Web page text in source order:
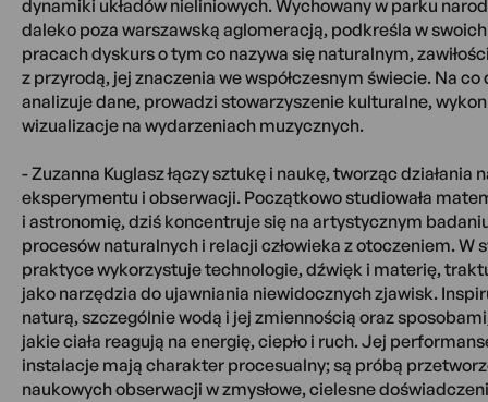
dynamiki układów nieliniowych. Wychowany w parku
daleko poza warszawską aglomeracją, podkreśla w swoich
pracach dyskurs o tym co nazywa się naturalnym,
z przyrodą, jej znaczenia we współczesnym świecie. Na co
analizuje dane, prowadzi stowarzyszenie kulturalne,
wizualizacje na wydarzeniach muzycznych.
- Zuzanna Kuglasz łączy sztukę i naukę, tworząc działania
eksperymentu i obserwacji. Początkowo studiowała
i astronomię, dziś koncentruje się na artystycznym
procesów naturalnych i relacji człowieka z otoczeniem. W
praktyce wykorzystuje technologie, dźwięk i materię,
jako narzędzia do ujawniania niewidocznych zjawisk.
naturą, szczególnie wodą i jej zmiennością oraz
jakie ciała reagują na energię, ciepło i ruch. Jej
instalacje mają charakter procesualny; są próbą
naukowych obserwacji w zmysłowe, cielesne